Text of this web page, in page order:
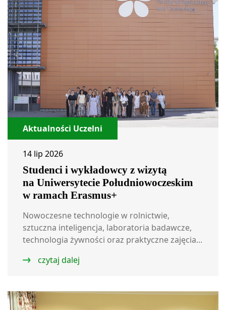
Aktualności Uczelni
14 lip 2026
Studenci i wykładowcy z wizytą
na Uniwersytecie Południowoczeskim
w ramach Erasmus+
Nowoczesne technologie w rolnictwie,
sztuczna inteligencja, laboratoria badawcze,
technologia żywności oraz praktyczne zajęcia...
czytaj dalej